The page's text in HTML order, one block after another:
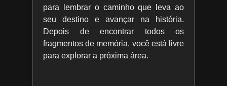
para lembrar o caminho que leva ao
seu destino e avançar na história.
Depois de encontrar todos os
fragmentos de memória, você está livre
para explorar a próxima área.